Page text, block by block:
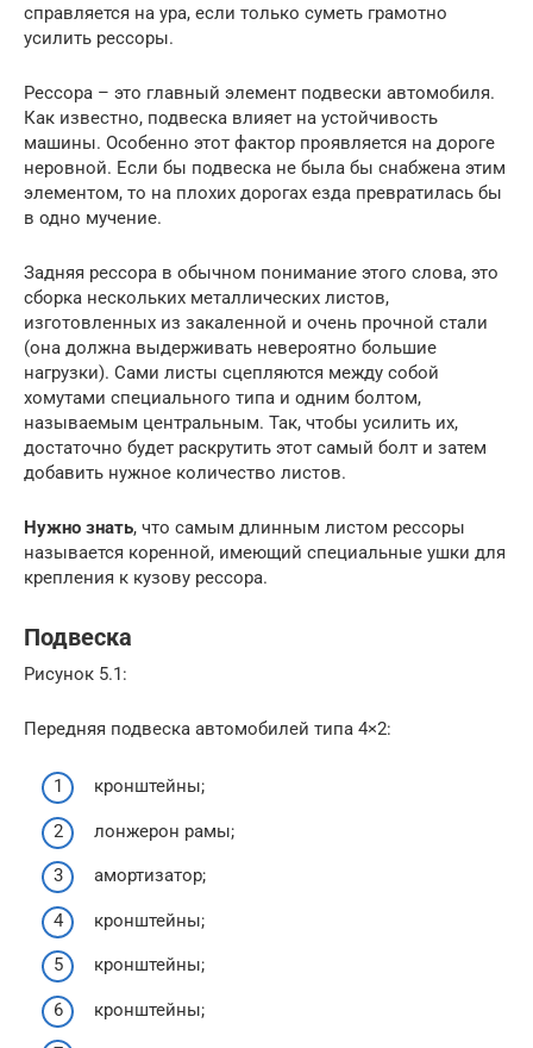
справляется на ура, если только суметь грамотно
усилить рессоры.
Рессора – это главный элемент подвески автомобиля.
Как известно, подвеска влияет на устойчивость
машины. Особенно этот фактор проявляется на дороге
неровной. Если бы подвеска не была бы снабжена этим
элементом, то на плохих дорогах езда превратилась бы
в одно мучение.
Задняя рессора в обычном понимание этого слова, это
сборка нескольких металлических листов,
изготовленных из закаленной и очень прочной стали
(она должна выдерживать невероятно большие
нагрузки). Сами листы сцепляются между собой
хомутами специального типа и одним болтом,
называемым центральным. Так, чтобы усилить их,
достаточно будет раскрутить этот самый болт и затем
добавить нужное количество листов.
Нужно знать, что самым длинным листом рессоры
называется коренной, имеющий специальные ушки для
крепления к кузову рессора.
Подвеска
Рисунок 5.1:
Передняя подвеска автомобилей типа 4×2:
кронштейны;
лонжерон рамы;
амортизатор;
кронштейны;
кронштейны;
кронштейны;